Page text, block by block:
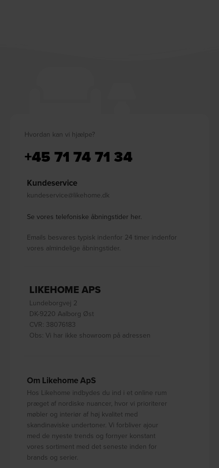
Hvordan kan vi hjælpe?
+45 71 74 71 34
Kundeservice
kundeservice@likehome.dk
Se vores telefoniske åbningstider her.
Emails besvares typisk indenfor 24 timer indenfor
vores almindelige åbningstider.
LIKEHOME APS
Lundeborgvej 2
DK-9220 Aalborg Øst
CVR: 38076183
Obs: Vi har ikke showroom på adressen
Om Likehome ApS
Hos Likehome indbydes du ind i et online rum
præget af nordiske nuancer, hvor vi prioriterer
møbler og interiør af høj kvalitet med
skandinaviske undertoner. Vi forbliver ajour
med de nyeste trends og fornyer konstant
vores sortiment med det seneste inden for
brands og serier.